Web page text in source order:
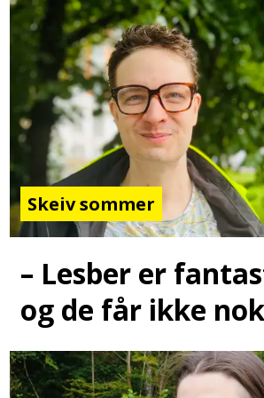
Skeiv sommer
– Lesber er
og de får ikke